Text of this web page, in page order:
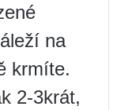
na
krmíte.
2-3krát,